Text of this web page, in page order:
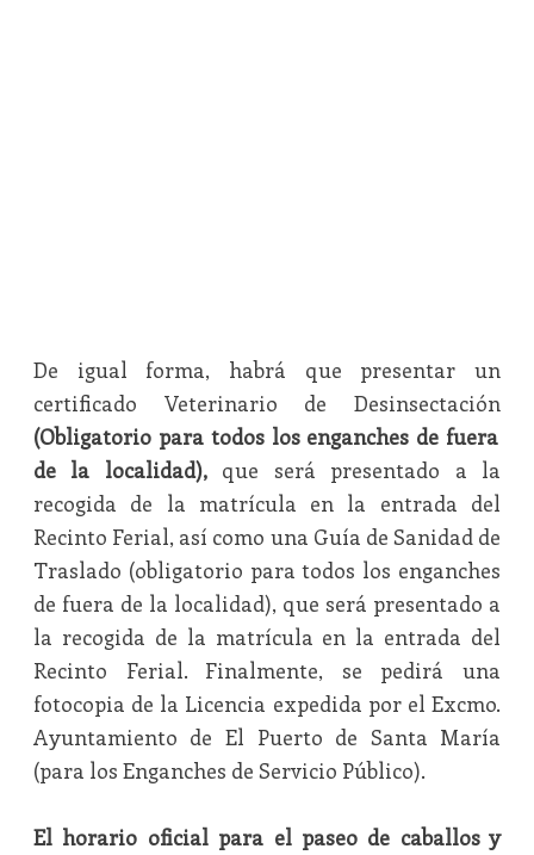
De igual forma, habrá que presentar un
certificado Veterinario de Desinsectación
(Obligatorio para todos los enganches de fuera
de la localidad),que será presentado a la
recogida de la matrícula en la entrada del
Recinto Ferial, así como una Guía de Sanidad de
Traslado (obligatorio para todos los enganches
de fuera de la localidad), que será presentado a
la recogida de la matrícula en la entrada del
Recinto Ferial. Finalmente, se pedirá una
fotocopia de la Licencia expedida por el Excmo.
Ayuntamiento de El Puerto de Santa María
(para los Enganches de Servicio Público).
El horario oficial para el paseo de caballos y